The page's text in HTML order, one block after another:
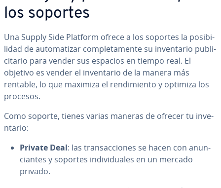
los soportes
Una Supply Side Platform ofrece a los soportes la po­si­bi­
li­dad de au­to­ma­ti­zar co­m­ple­ta­me­n­te su in­ve­n­ta­rio pu­bli­
ci­ta­rio para vender sus espacios en tiempo real. El
objetivo es vender el in­ve­n­ta­rio de la manera más
rentable, lo que maximiza el re­n­di­mie­n­to y optimiza los
procesos.
Como soporte, tienes varias maneras de ofrecer tu in­ve­
n­ta­rio:
Private Deal: las tra­n­sac­cio­nes se hacen con anu­n­
cia­n­tes y soportes in­di­vi­dua­les en un mercado
privado.